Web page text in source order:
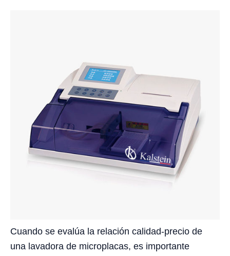
Cuando se evalúa la relación calidad-precio de
una lavadora de microplacas, es importante